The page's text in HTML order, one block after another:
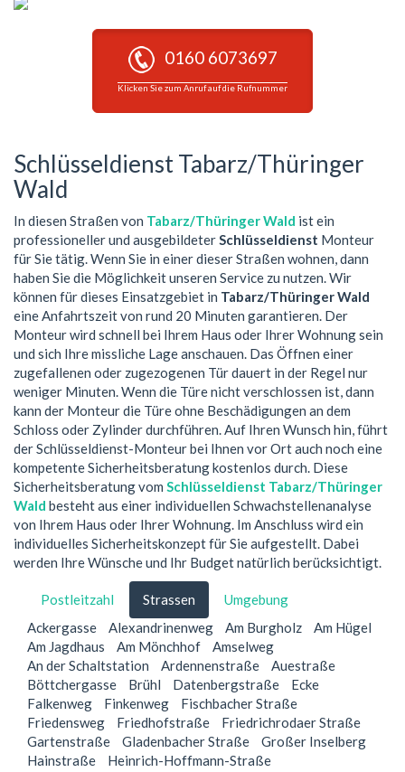
0160 6073697
Klicken Sie zum Anruf auf die Rufnummer
Schlüsseldienst Tabarz/Thüringer
Wald
In diesen Straßen von Tabarz/Thüringer Wald ist ein
professioneller und ausgebildeterSchlüsseldienst Monteur
für Sie tätig. Wenn Sie in einer dieser Straßen wohnen, dann
haben Sie die Möglichkeit unseren Service zu nutzen. Wir
können für dieses Einsatzgebiet in Tabarz/Thüringer Wald
eine Anfahrtszeit von rund 20 Minuten garantieren. Der
Monteur wird schnell bei Ihrem Haus oder Ihrer Wohnung sein
und sich Ihre missliche Lage anschauen. Das Öffnen einer
zugefallenen oder zugezogenen Tür dauert in der Regel nur
weniger Minuten. Wenn die Türe nicht verschlossen ist, dann
kann der Monteur die Türe ohne Beschädigungen an dem
Schloss oder Zylinder durchführen. Auf Ihren Wunsch hin, führt
der Schlüsseldienst-Monteur bei Ihnen vor Ort auch noch eine
kompetente Sicherheitsberatung kostenlos durch. Diese
Sicherheitsberatung vom Schlüsseldienst Tabarz/Thüringer
Wald besteht aus einer individuellen Schwachstellenanalyse
von Ihrem Haus oder Ihrer Wohnung. Im Anschluss wird ein
individuelles Sicherheitskonzept für Sie aufgestellt. Dabei
werden Ihre Wünsche und Ihr Budget natürlich berücksichtigt.
Postleitzahl Strassen
Umgebung
Ackergasse
Alexandrinenweg Am Burgholz
Am Hügel
Am Jagdhaus
Am Mönchhof
Amselweg
An der Schaltstation
Ardennenstraße
Auestraße
Böttchergasse
Brühl Datenbergstraße
Ecke
Falkenweg
Finkenweg
Fischbacher Straße
Friedensweg
Friedhofstraße
Friedrichrodaer Straße
Gartenstraße
Gladenbacher Straße
Großer Inselberg
Hainstraße
Heinrich-Hoffmann-Straße